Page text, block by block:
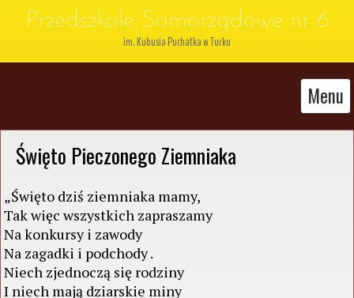
Przedszkole Samorządowe nr 6
im. Kubusia Puchatka w Turku
Menu
Święto Pieczonego Ziemniaka
„Święto dziś ziemniaka mamy,
Tak więc wszystkich zapraszamy
Na konkursy i zawody
Na zagadki i podchody .
Niech zjednoczą się rodziny
I niech mają dziarskie miny